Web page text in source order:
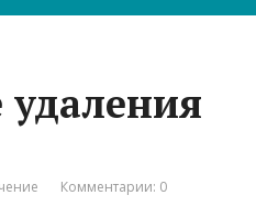
удаления
Комментарии: 0